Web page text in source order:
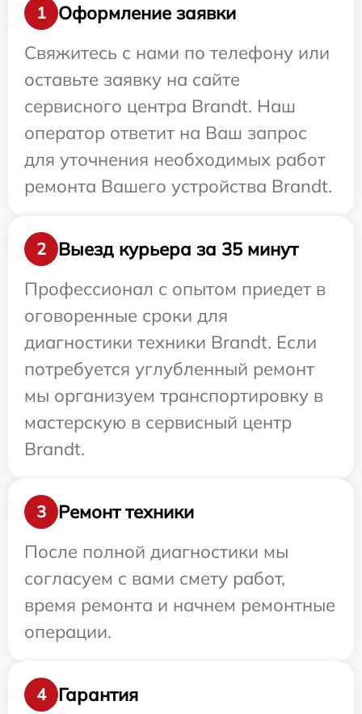
1
Оформление заявки
Свяжитесь с нами по телефону или
оставьте заявку на сайте
сервисного центра Brandt. Наш
оператор ответит на Ваш запрос
для уточнения необходимых работ
ремонта Вашего устройства Brandt.
2
Выезд курьера за 35 минут
Профессионал с опытом приедет в
оговоренные сроки для
диагностики техники Brandt. Если
потребуется углубленный ремонт
мы организуем транспортировку в
мастерскую в сервисный центр
Brandt.
3
Ремонт техники
После полной диагностики мы
согласуем с вами смету работ,
время ремонта и начнем ремонтные
операции.
4 Гарантия